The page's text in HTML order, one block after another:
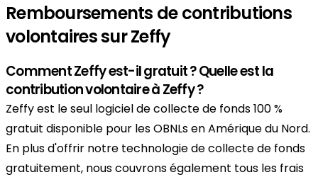
Remboursements de contributions
volontaires sur Zeffy
Comment Zeffy est-il gratuit ? Quelle est la
contribution volontaire à Zeffy ?
Zeffy est le seul logiciel de collecte de fonds 100 %
gratuit disponible pour les OBNLs en Amérique du Nord.
En plus d'offrir notre technologie de collecte de fonds
gratuitement, nous couvrons également tous les frais